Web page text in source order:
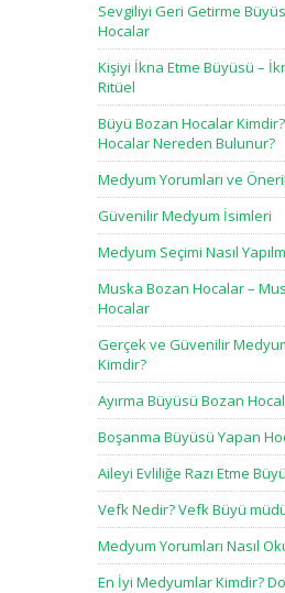
Sevgiliyi Geri Getirme
Hocalar
Kişiyi İkna Etme Büyüsü –
Ritüel
Büyü Bozan Hocalar
Hocalar Nereden Bulunur?
Medyum Yorumları ve
Güvenilir Medyum İsimleri
Medyum Seçimi Nasıl
Muska Bozan Hocalar –
Hocalar
Gerçek ve Güvenilir
Kimdir?
Ayırma Büyüsü Bozan
Boşanma Büyüsü Yapan
Aileyi Evliliğe Razı Etme
Vefk Nedir? Vefk Büyü
Medyum Yorumları Nasıl
En İyi Medyumlar Kimdir?